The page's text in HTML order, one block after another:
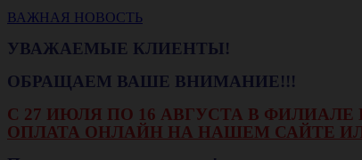
ВАЖНАЯ НОВОСТЬ
УВАЖАЕМЫЕ КЛИЕНТЫ!
ОБРАЩАЕМ ВАШЕ ВНИМАНИЕ!!!
С 27 ИЮЛЯ ПО 16 АВГУСТА В
ОПЛАТА ОНЛАЙН НА НАШЕМ САЙТЕ